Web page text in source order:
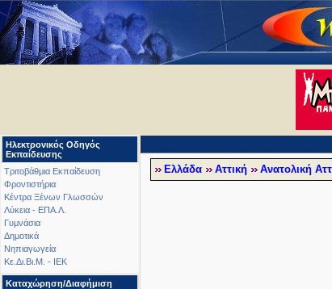
Ηλεκτρονικός Οδηγός
Εκπαίδευσης
Τριτοβάθμια Εκπαίδευση
Φροντιστήρια
Κέντρα Ξένων Γλωσσών
Λύκεια - ΕΠΑ.Λ.
Γυμνάσια
Δημοτικά
Νηπιαγωγεία
Κε.Δι.Βι.Μ. - ΙΕΚ
Καταχώρηση/Διαφήμιση
Ελλάδα Αττική Ανατολική